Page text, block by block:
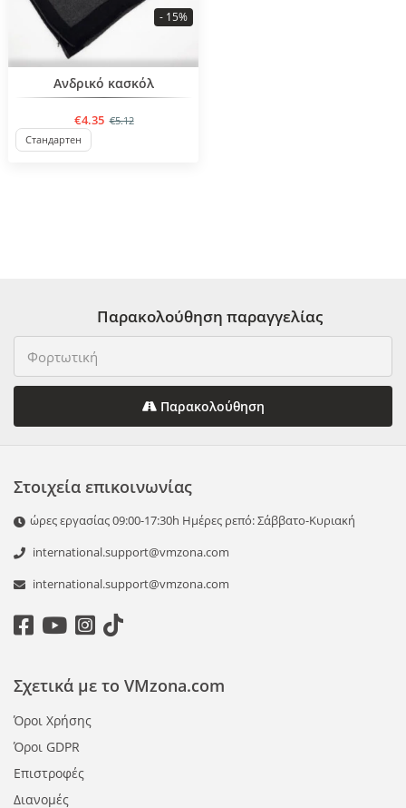
BESTSELLER
Ανδρικό κασκόλ
€4.35 €5.12
- 15%
Стандартен
Παρακολούθηση παραγγελίας
Παρακολούθηση
Στοιχεία επικοινωνίας
ώρες εργασίας 09:00-17:30h Ημέρες ρεπό: Σάββατο-Κυριακή
international.support@vmzona.com
international.support@vmzona.com
Σχετικά με το VMzona.com
Όροι Χρήσης
Όροι GDPR
Επιστροφές
Διανομές